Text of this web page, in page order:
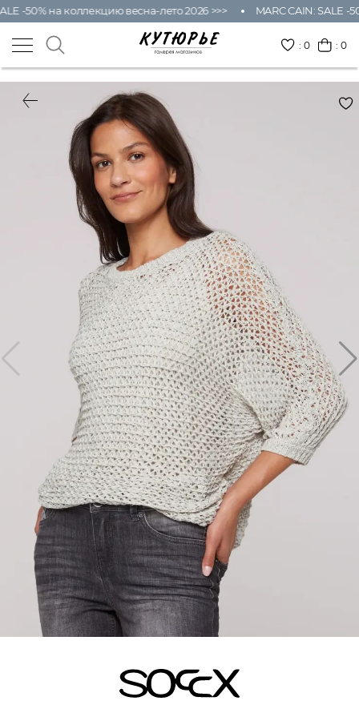
-50% на коллекцию весна-лето 2026 >>> MARC CAIN: SALE -
:0 : 0